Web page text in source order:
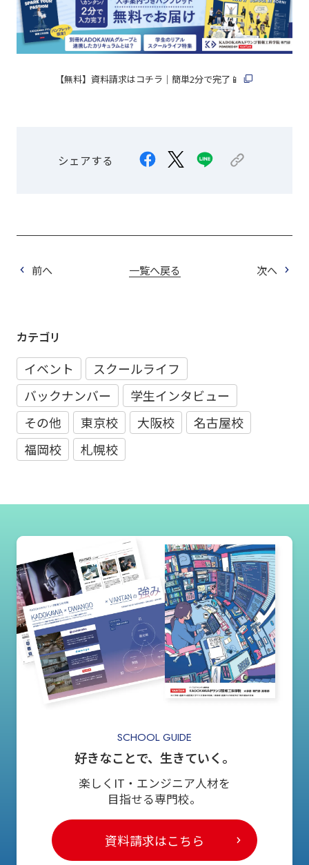
【無料】資料請求はコチラ｜簡単2分で完了📱
シェアする
前へ 一覧へ戻る 次へ
カテゴリ
イベント
スクールライフ
バックナンバー
学生インタビュー
その他
東京校 大阪校
名古屋校
福岡校
札幌校
SCHOOL GUIDE
好きなことで、生きていく。
楽しくIT・エンジニア人材を
目指せる専門校。
資料請求はこちら